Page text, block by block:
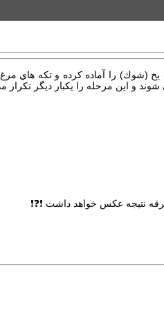
10 كيلو آرد نول مي ­باشد. ظرف آب يخ (شوك) را
شوند و اين مرحله را يكبار
نتیجه عکس خواهد داشت ❗❓❗